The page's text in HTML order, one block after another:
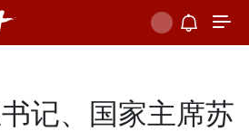
记、国家主席苏